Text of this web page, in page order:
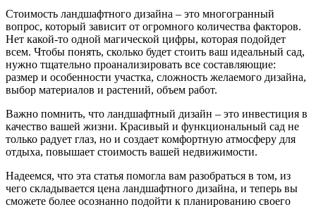
Стоимость ландшафтного дизайна – это многогранный
вопрос, который зависит от огромного количества факторов.
Нет какой-то одной магической цифры, которая подойдет
всем. Чтобы понять, сколько будет стоить ваш идеальный сад,
нужно тщательно проанализировать все составляющие:
размер и особенности участка, сложность желаемого дизайна,
выбор материалов и растений, объем работ.
Важно помнить, что ландшафтный дизайн – это инвестиция в
качество вашей жизни. Красивый и функциональный сад не
только радует глаз, но и создает комфортную атмосферу для
отдыха, повышает стоимость вашей недвижимости.
Надеемся, что эта статья помогла вам разобраться в том, из
чего складывается цена ландшафтного дизайна, и теперь вы
сможете более осознанно подойти к планированию своего